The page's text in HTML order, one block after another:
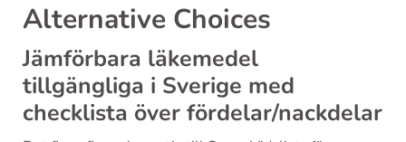
Alternative Choices
Jämförbara läkemedel
tillgängliga i Sverige med
checklista över fördelar/nackdelar